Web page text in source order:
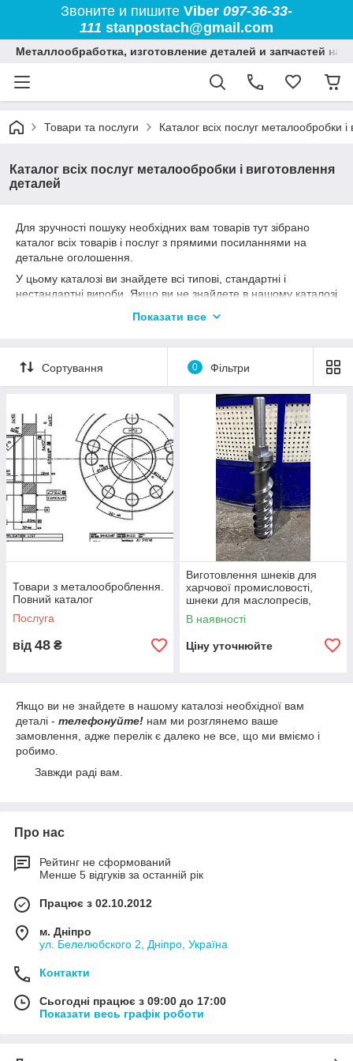
Звоните и пишите Viber 097-36-33-
111 stanpostach@gmail.com
Металлообработка, изготовление деталей и запчастей на
Товари та послуги Каталог всіх послуг металообробки
Каталог всіх послуг металообробки і виготовлення
деталей
Для зручності пошуку необхідних вам товарів тут зібрано
каталог всіх товарів і послуг з прямими посиланнями на
детальне оголошення.
У цьому каталозі ви знайдете всі типові, стандартні і
нестандартні вироби. Якщо ви не знайдете в нашому каталозі
замовлення, адже перелік є далеко не все, що ми вміємо і
Завжди раді вам.
Показати все
Сортування 0 Фільтри
Товари з металооброблення.
Повний каталог
Послуга
від 48 ₴
Виготовлення шнеків для
харчової промисловості,
шнеки для маслопресів,
шнеки для промислового
обладн
В наявності
Ціну уточнюйте
Якщо ви не знайдете в нашому каталозі необхідної вам
деталі - телефонуйте! нам ми розглянемо ваше
замовлення, адже перелік є далеко не все, що ми вміємо і
робимо.
Завжди раді вам.
Про нас
Рейтинг не сформований
Менше 5 відгуків за останній рік
Працює з 02.10.2012
м. Дніпро
ул. Белелюбского 2, Дніпро, Україна
Контакти
Сьогодні працює з 09:00 до 17:00
Показати весь графік роботи